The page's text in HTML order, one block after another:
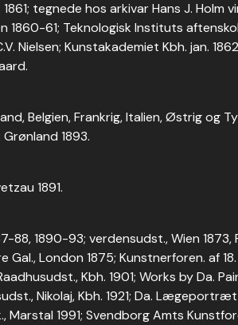
tegnede hos arkivar Hans J. Holm
1860-61; Teknologisk Instituts
Nielsen; Kunstakademiet Kbh. jan.
Belgien, Frankrig, Italien, Østrig og
1893.
1891.
88, 1890-93; verdensudst., Wien 1873,
London 1875; Kunstnerforen. af 18.
Kbh. 1901; Works by Da.
Nikolaj, Kbh. 1921; Da.
Marstal 1991; Svendborg Amts